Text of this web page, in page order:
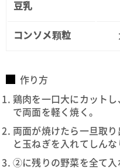
豆乳
コンソメ顆粒
作り方
鶏肉を一口大にカット
で両面を軽く焼く。
両面が焼けたら一旦取
と玉ねぎを入れてしんな
②に残りの野菜を全て入